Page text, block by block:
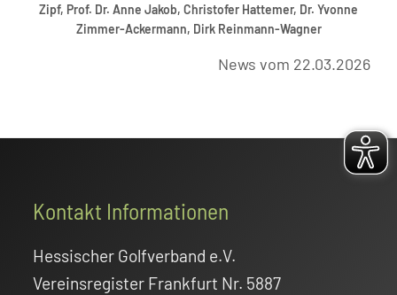
Zipf, Prof. Dr. Anne Jakob, Christofer Hattemer, Dr. Yvonne
Zimmer-Ackermann, Dirk Reinmann-Wagner
News vom 22.03.2026
FooterKontakt Informationen
Hessischer Golfverband e.V.
Vereinsregister Frankfurt Nr. 5887